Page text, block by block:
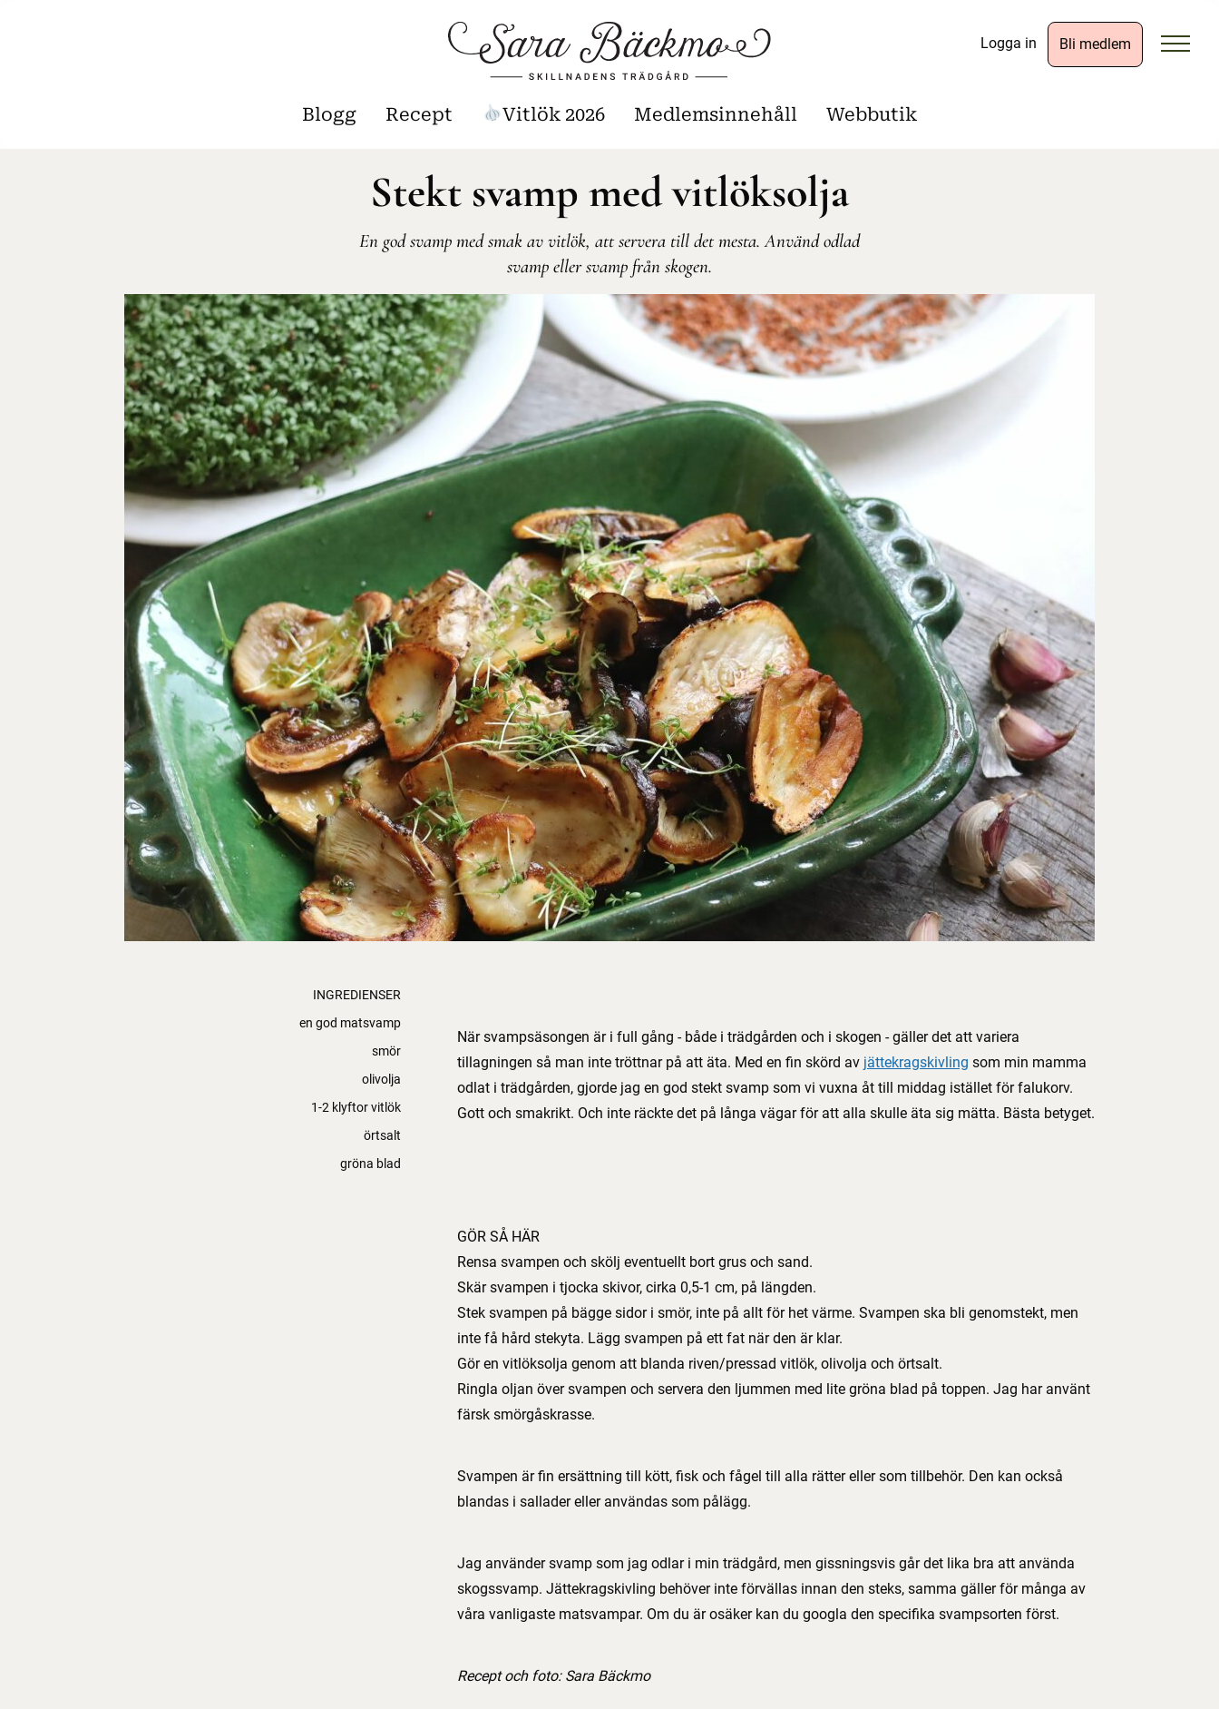
Logga in Bli medlem
Blogg Recept Vitlök 2026 Medlemsinnehåll Webbutik
Stekt svamp med vitlöksolja
En god svamp med smak av vitlök, att servera till det mesta. Använd odlad
svamp eller svamp från skogen.
INGREDIENSER
en god matsvamp
smör
olivolja
1-2 klyftor vitlök
örtsalt
gröna blad
När svampsäsongen är i full gång - både i trädgården och i skogen - gäller det att variera
tillagningen så man inte tröttnar på att äta. Med en fin skörd av jättekragskivling som min mamma
odlat i trädgården, gjorde jag en god stekt svamp som vi vuxna åt till middag istället för falukorv.
Gott och smakrikt. Och inte räckte det på långa vägar för att alla skulle äta sig mätta. Bästa betyget.
GÖR SÅ HÄR
Rensa svampen och skölj eventuellt bort grus och sand.
Skär svampen i tjocka skivor, cirka 0,5-1 cm, på längden.
Stek svampen på bägge sidor i smör, inte på allt för het värme. Svampen ska bli genomstekt, men
inte få hård stekyta. Lägg svampen på ett fat när den är klar.
Gör en vitlöksolja genom att blanda riven/pressad vitlök, olivolja och örtsalt.
Ringla oljan över svampen och servera den ljummen med lite gröna blad på toppen. Jag har använt
färsk smörgåskrasse.
Svampen är fin ersättning till kött, fisk och fågel till alla rätter eller som tillbehör. Den kan också
blandas i sallader eller användas som pålägg.
Jag använder svamp som jag odlar i min trädgård, men gissningsvis går det lika bra att använda
skogssvamp. Jättekragskivling behöver inte förvällas innan den steks, samma gäller för många av
våra vanligaste matsvampar. Om du är osäker kan du googla den specifika svampsorten först.
Recept och foto: Sara Bäckmo